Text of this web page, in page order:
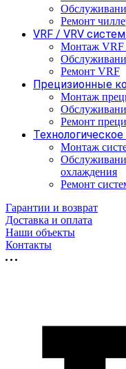
Ремонт
VRF / VRV
Монтаж VRF
Ремонт VRF
Прецизионные
Монтаж
Ремонт
Монтаж
охлаждения
Ремонт
Гарантии и возврат
Доставка и оплата
Наши объекты
Контакты